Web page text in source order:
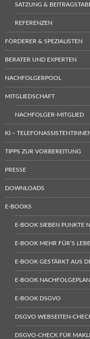
SATZUNG &
REFERENZEN
FÖRDERER & SPEZIALISTEN
BERATER UND EXPERTEN
NACHFOLGERPOOL
MITGLIEDSCHAFT
NACHFOLGER-MITGLIED
KI –
TIPPS ZUR VORBEREITUNG
PRESSE
DOWNLOADS
E-BOOKS
E-BOOK SIEBEN PUNKTE
E-BOOK MEHR FÜR’S
E-BOOK GESTÄRKT AUS
E-BOOK
E-BOOK DSGVO
DSGVO WEBSEITEN-
DSGVO-CHECK FÜR